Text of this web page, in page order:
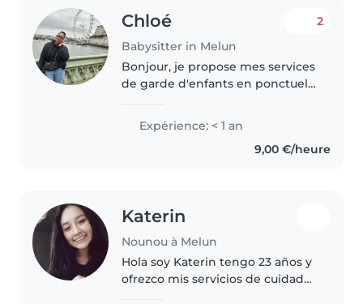
Chloé
Babysitter in Melun
2
Bonjour, je propose mes services
de garde d'enfants en ponctuel.
Chloé j'ai 22 ans J'ai déjà garder
des enfants de la naissance à 10
ans depuis mon adolescence..
Expérience: < 1 an
9,00 €/heure
Katerin
Nounou à Melun
Hola soy Katerin tengo 23 años y
ofrezco mis servicios de cuidado